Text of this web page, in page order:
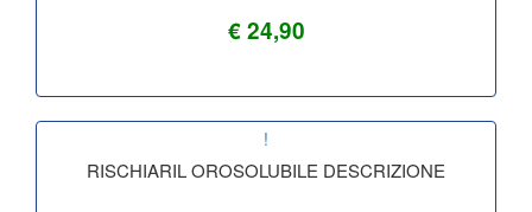
€ 24,90
!
RISCHIARIL OROSOLUBILE DESCRIZIONE